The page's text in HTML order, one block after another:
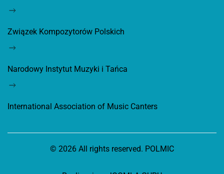
Związek Kompozytorów Polskich
Narodowy Instytut Muzyki i Tańca
International Association of Music Canters
© 2026 All rights reserved. POLMIC